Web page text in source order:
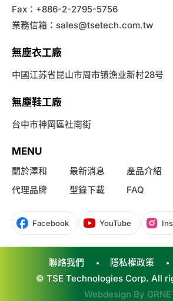
Fax：+886-2-2795-5756
業務信箱： sales@tsetech.com.tw
無塵衣工廠
中國江苏省昆山市周市镇漁业新村28号
無塵鞋工廠
台中市神岡區社南街
MENU
關於澤和 最新消息 產品介紹
代理品牌
型錄下載 FAQ
Facebook YouTube
聯絡我們 隱私權政策
© TSE Technologies Corp. All
Webdesign By